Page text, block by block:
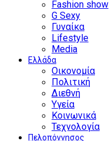
Fashion show
G Sexy
Γυναίκα
Lifestyle
Media
Ελλάδα
Οικονομία
Πολιτική
Διεθνή
Υγεία
Κοινωνικά
Τεχνολογία
Πελοπόννησος